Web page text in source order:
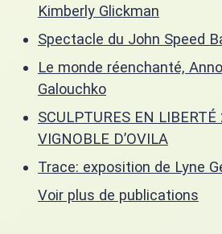
Kimberly Glickman
Spectacle du John Speed
Le monde réenchanté,
Galouchko
SCULPTURES EN LIBERTÉ
VIGNOBLE D’OVILA
Trace: exposition de Lyne
Voir plus de publications